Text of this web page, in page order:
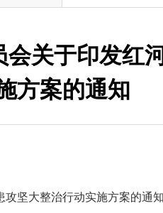
关于印发红
方案的通知
坚大整治行动实施方案的通